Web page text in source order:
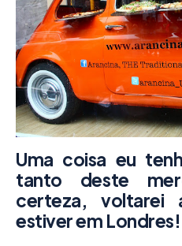
Uma coisa eu
tanto deste
certeza, voltarei
estiver em Londres!